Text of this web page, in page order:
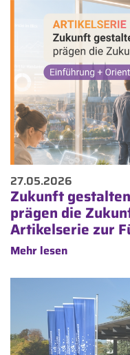
27.05.2026
Zukunft
prägen die
Artikelserie zur
Mehr lesen